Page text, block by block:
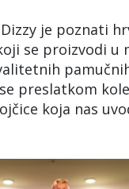
je poznati
se proizvodi u
preslatkom
koja nas